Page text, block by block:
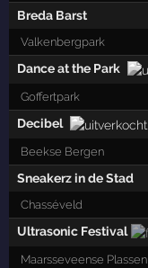
Breda Barst
Valkenbergpark
Dance at the Park
Goffertpark
Decibel
Beekse Bergen
Sneakerz in de Stad
Chasséveld
Ultrasonic Festival
Maarsseveense Plassen